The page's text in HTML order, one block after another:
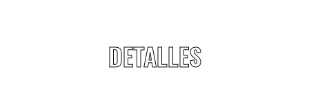
DETALLES